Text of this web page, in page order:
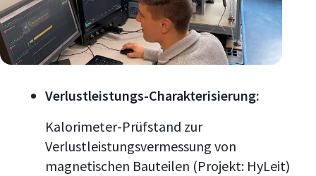
Verlustleistungs-Charakterisierung:
Kalorimeter-Prüfstand zur
Verlustleistungsvermessung von
magnetischen Bauteilen (Projekt: HyLeit)